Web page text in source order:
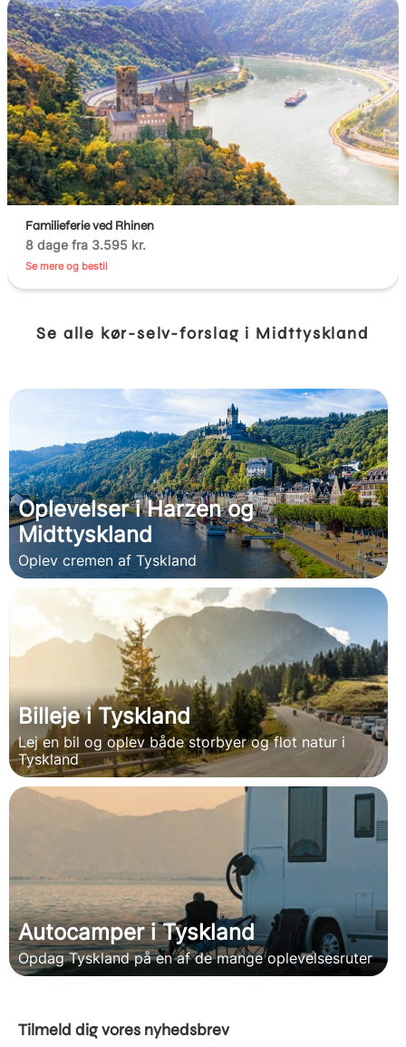
Familieferie ved Rhinen
8 dage fra 3.595 kr.
Se mere og bestil
Se alle kør-selv-forslag i Midttyskland
Oplevelser i Harzen og
Midttyskland
Oplev cremen af Tyskland
Billeje i Tyskland
Lej en bil og oplev både storbyer og flot natur i
Tyskland
Autocamper i Tyskland
Opdag Tyskland på en af de mange oplevelsesruter
Tilmeld dig vores nyhedsbrev